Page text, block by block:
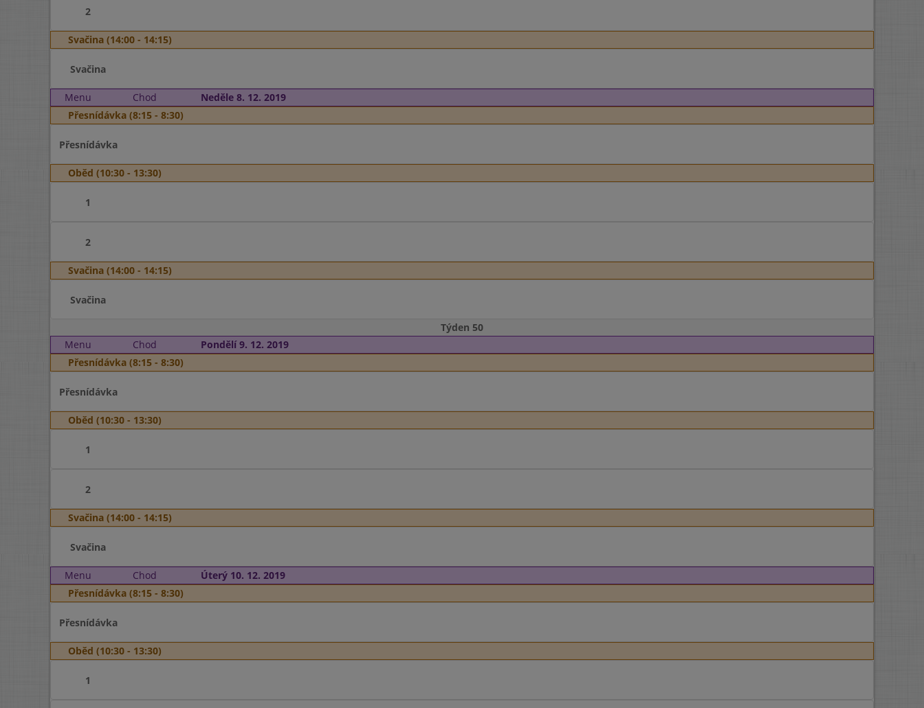
2
Svačina (14:00 - 14:15)
Svačina
Menu Chod
Neděle 8. 12. 2019
Přesnídávka (8:15 - 8:30)
Přesnídávka
Oběd (10:30 - 13:30)
1
2
Svačina (14:00 - 14:15)
Svačina
Týden 50
Menu
Chod
Pondělí 9. 12. 2019
Přesnídávka (8:15 - 8:30)
Přesnídávka
Oběd (10:30 - 13:30)
1
2
Svačina (14:00 - 14:15)
Svačina
Menu Chod
Úterý 10. 12. 2019
Přesnídávka (8:15 - 8:30)
Přesnídávka
Oběd (10:30 - 13:30)
1